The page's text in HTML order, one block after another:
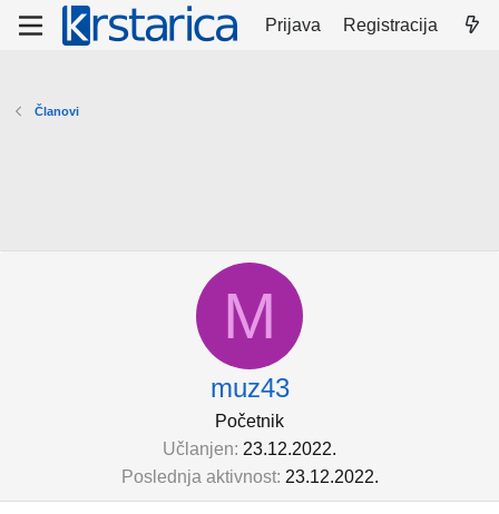
Prijava Registracija
Članovi
M
muz43
Početnik
Učlanjen 23.12.2022.
Poslednja aktivnost 23.12.2022.